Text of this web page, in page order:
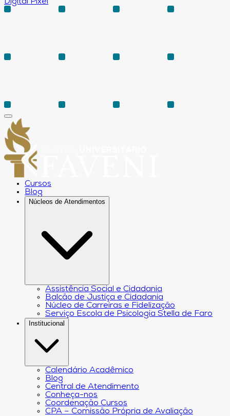
Cursos
Blog
Núcleos de Atendimentos
Assistência Social e Cidadania
Balcão de Justiça e Cidadania
Núcleo de Carreiras e Fidelização
Serviço Escola de Psicologia Stella de Faro
Institucional
Calendário Acadêmico
Blog
Central de Atendimento
Conheça-nos
Coordenação Cursos
CPA – Comissão Própria de Avaliação